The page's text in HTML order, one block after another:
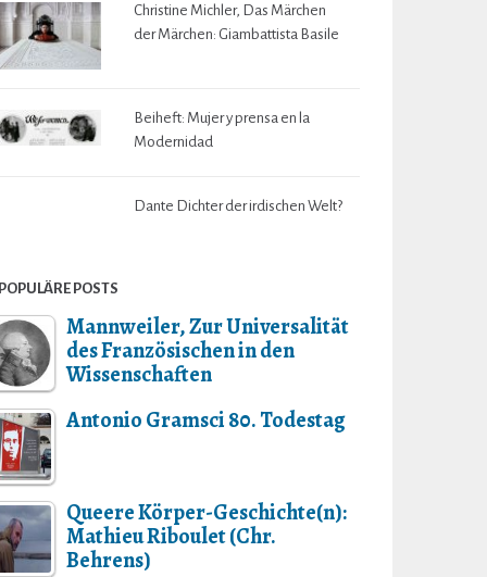
Christine Michler, Das Märchen
der Märchen: Giambattista Basile
Beiheft: Mujer y prensa en la
Modernidad
Dante Dichter der irdischen Welt?
POPULÄRE POSTS
Mannweiler, Zur Universalität
des Französischen in den
Wissenschaften
Antonio Gramsci 80. Todestag
Queere Körper-Geschichte(n):
Mathieu Riboulet (Chr.
Behrens)